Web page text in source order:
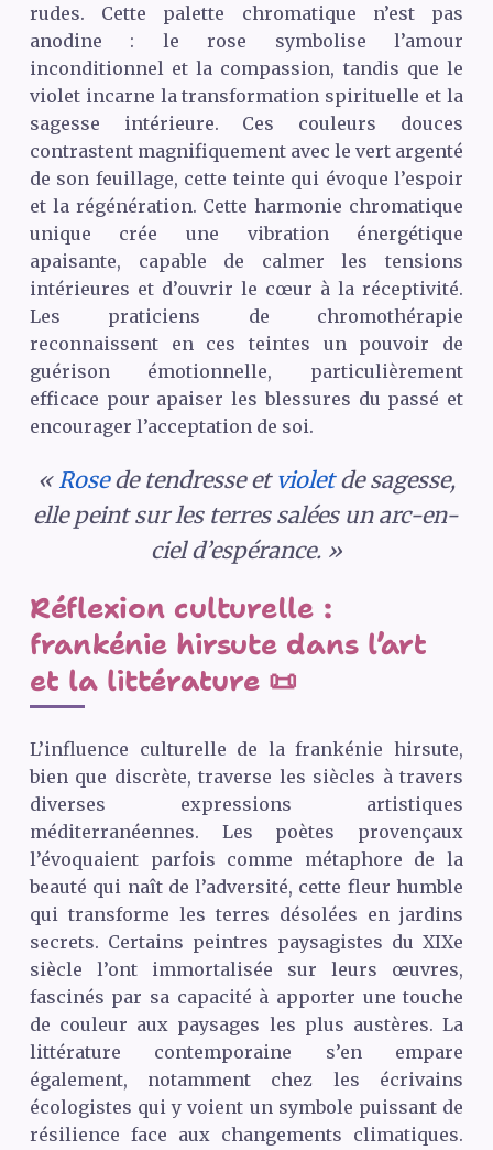
rudes. Cette palette chromatique n’est pas
anodine : le rose symbolise l’amour
inconditionnel et la compassion, tandis que le
violet incarne la transformation spirituelle et la
sagesse intérieure. Ces couleurs douces
contrastent magnifiquement avec le vert argenté
de son feuillage, cette teinte qui évoque l’espoir
et la régénération. Cette harmonie chromatique
unique crée une vibration énergétique
apaisante, capable de calmer les tensions
intérieures et d’ouvrir le cœur à la réceptivité.
Les praticiens de chromothérapie
reconnaissent en ces teintes un pouvoir de
guérison émotionnelle, particulièrement
efficace pour apaiser les blessures du passé et
encourager l’acceptation de soi.
« Rosede tendresse et violetde sagesse,
elle peint sur les terres salées un arc-en-
ciel d’espérance. »
Réflexion culturelle :
frankénie hirsute dans l’art
et la littérature 📜
L’influence culturelle de la frankénie hirsute,
bien que discrète, traverse les siècles à travers
diverses expressions artistiques
méditerranéennes. Les poètes provençaux
l’évoquaient parfois comme métaphore de la
beauté qui naît de l’adversité, cette fleur humble
qui transforme les terres désolées en jardins
secrets. Certains peintres paysagistes duXIXe
siècle l’ont immortalisée sur leurs œuvres,
fascinés par sa capacité à apporter une touche
de couleur aux paysages les plus austères. La
littérature contemporaine s’en empare
également, notamment chez les écrivains
écologistes qui y voient un symbole puissant de
résilience face aux changements climatiques.